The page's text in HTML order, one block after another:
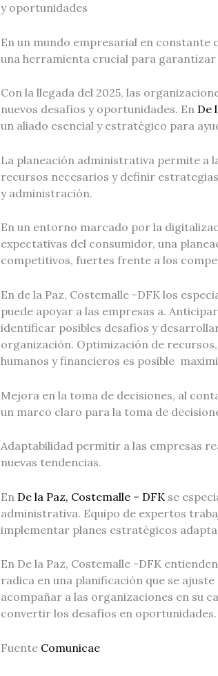
y oportunidades
En un mundo empresarial en constante
una herramienta crucial para
Con la llegada del 2025, las
nuevos desafíos y oportunidades. En De
un aliado esencial y estratégico para
La planeación administrativa permite a
recursos necesarios y definir
y administración.
En un entorno marcado por la
expectativas del consumidor, una
competitivos, fuertes frente a los
En de la Paz, Costemalle -DFK los
puede apoyar a las empresas a.
identificar posibles desafíos y
organización. Optimización de
humanos y financieros es posible
Mejora en la toma de decisiones, al
un marco claro para la toma de
Adaptabilidad permitir a las empresas
nuevas tendencias.
En De la Paz, Costemalle – DFK se
administrativa. Equipo de expertos
implementar planes estratégicos
En De la Paz, Costemalle -DFK
radica en una planificación que se
acompañar a las organizaciones en su
convertir los desafíos en oportunidades.
Fuente Comunicae